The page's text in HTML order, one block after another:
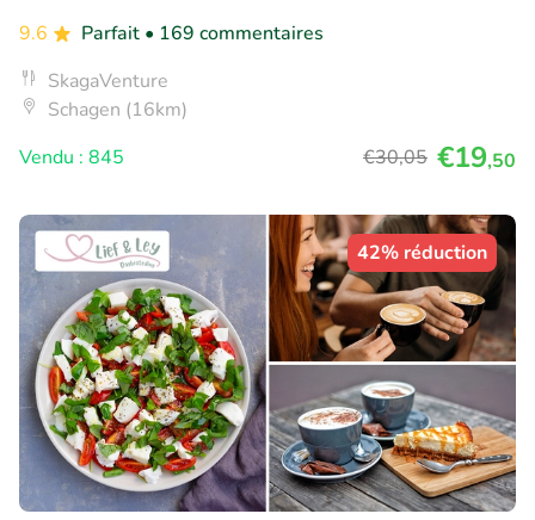
9.6
Parfait • 169 commentaires
SkagaVenture
Schagen (16km)
Vendu : 845
€30,05 €19,50
42% réduction